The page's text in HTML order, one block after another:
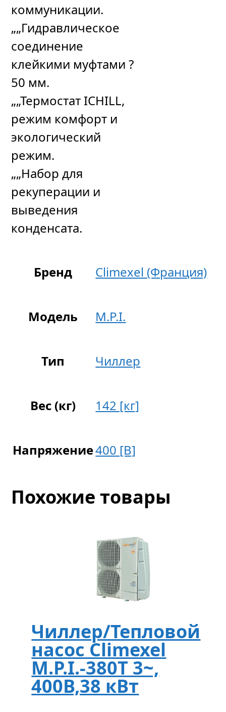
коммуникации.
„„Гидравлическое
соединение
клейкими муфтами ?
50 мм.
„„Термостат ICHILL,
режим комфорт и
экологический
режим.
„„Набор для
рекуперации и
выведения
конденсата.
Бренд Climexel (Франция)
Модель M.P.I.
Тип Чиллер
Вес (кг) 142 [кг]
Напряжение400 [В]
Похожие товары
Чиллер/Тепловой
насос Climexel
M.P.I.-380T 3~,
400В,38 кВт